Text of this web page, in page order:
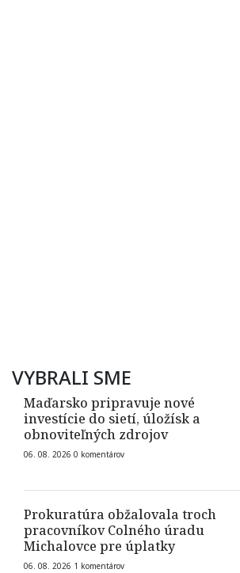
VYBRALI SME
Maďarsko pripravuje nové
investície do sietí, úložísk a
obnoviteľných zdrojov
06. 08. 2026 0 komentárov
Prokuratúra obžalovala troch
pracovníkov Colného úradu
Michalovce pre úplatky
06. 08. 2026 1 komentárov